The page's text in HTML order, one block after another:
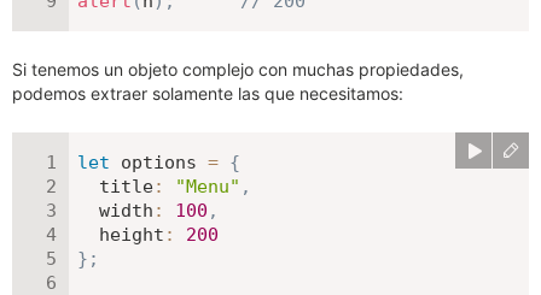
Si tenemos un objeto complejo con muchas propiedades,
podemos extraer solamente las que necesitamos:
let options = {
title: "Menu" ,
width : 100 ,
height :
200
} ;